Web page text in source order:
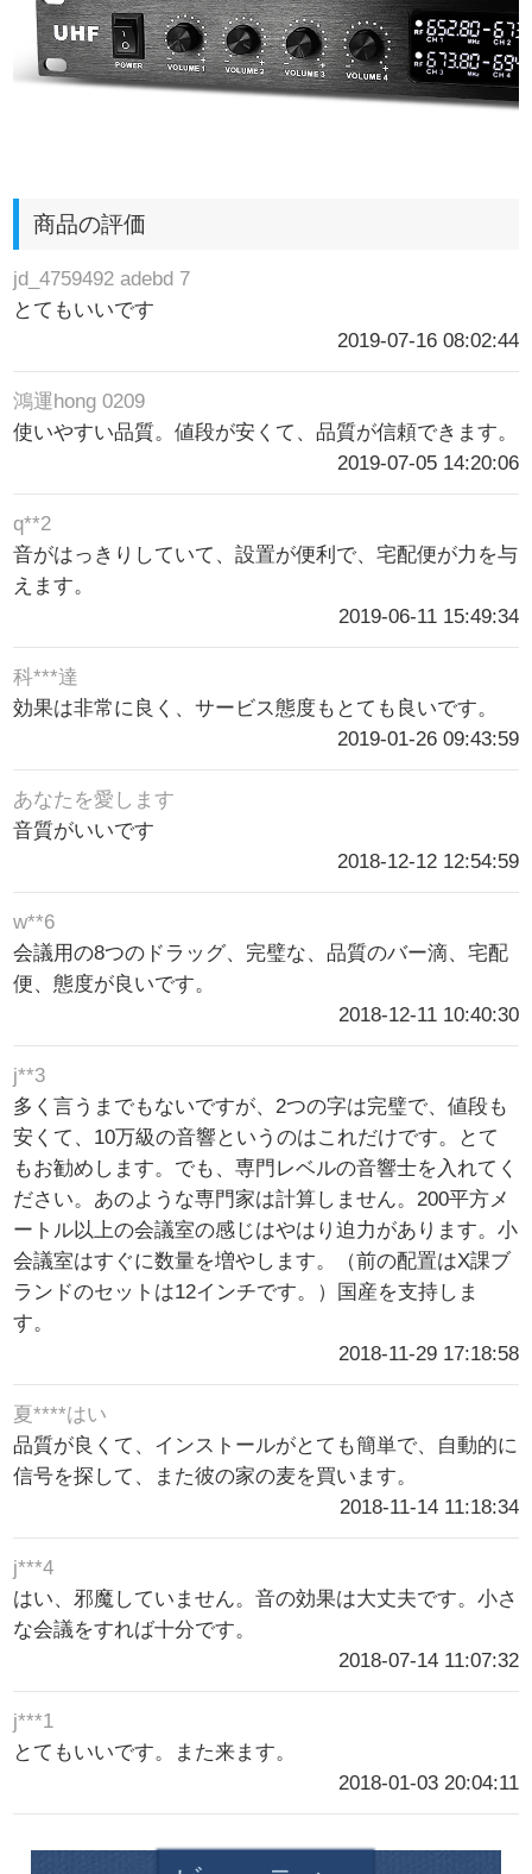
商品の評価
jd_4759492 adebd 7
とてもいいです
2019-07-16 08:02:44
鴻運hong 0209
使いやすい品質。値段が安くて、品質が信頼できます。
2019-07-05 14:20:06
q**2
音がはっきりしていて、設置が便利で、宅配便が力を与
えます。
2019-06-11 15:49:34
科***達
効果は非常に良く、サービス態度もとても良いです。
2019-01-26 09:43:59
あなたを愛します
音質がいいです
2018-12-12 12:54:59
w**6
会議用の8つのドラッグ、完璧な、品質のバー滴、宅配
便、態度が良いです。
2018-12-11 10:40:30
j**3
多く言うまでもないですが、2つの字は完璧で、値段も
安くて、10万級の音響というのはこれだけです。とて
もお勧めします。でも、専門レベルの音響士を入れてく
ださい。あのような専門家は計算しません。200平方メ
ートル以上の会議室の感じはやはり迫力があります。小
会議室はすぐに数量を増やします。（前の配置はX課ブ
ランドのセットは12インチです。）国産を支持しま
す。
2018-11-29 17:18:58
夏****はい
品質が良くて、インストールがとても簡単で、自動的に
信号を探して、また彼の家の麦を買います。
2018-11-14 11:18:34
j***4
はい、邪魔していません。音の効果は大丈夫です。小さ
な会議をすれば十分です。
2018-07-14 11:07:32
j***1
とてもいいです。また来ます。
2018-01-03 20:04:11